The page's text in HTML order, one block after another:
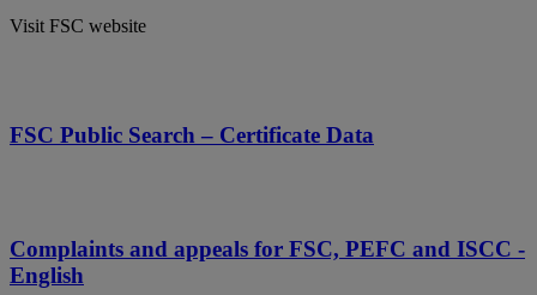
Visit FSC website
FSC Public Search – Certificate Data
Complaints and appeals for FSC, PEFC and ISCC -
English